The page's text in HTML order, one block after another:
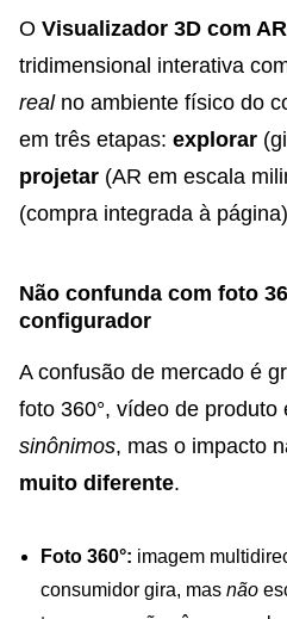
O Visualizador 3D com AR
tridimensional interativa
realno ambiente físico do
em três etapas: explorar
projetar (AR em escala
(compra integrada à
Não confunda com foto
configurador
A confusão de mercado é
foto 360°, vídeo de
sinônimos, mas o impacto
muito diferente.
Foto 360°: imagem
consumidor gira, mas não